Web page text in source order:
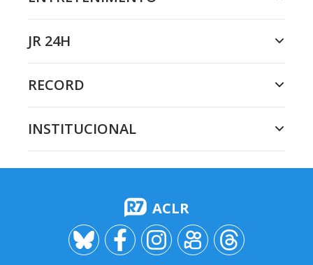
JR 24H
RECORD
INSTITUCIONAL
ACLR